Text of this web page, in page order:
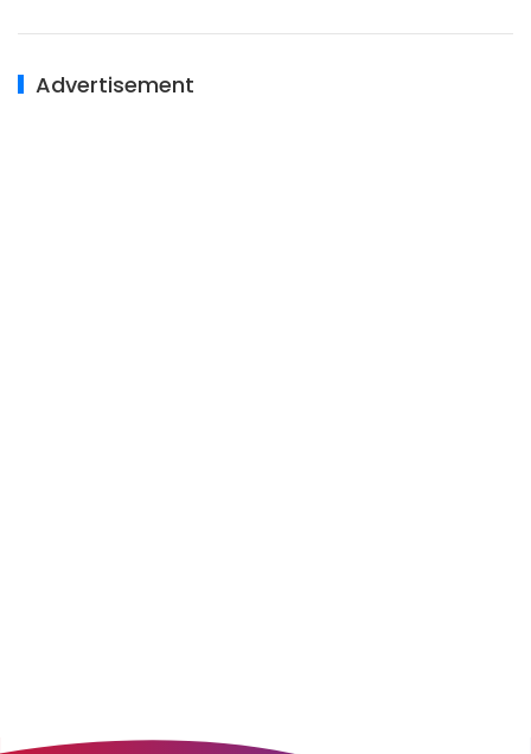
Advertisement